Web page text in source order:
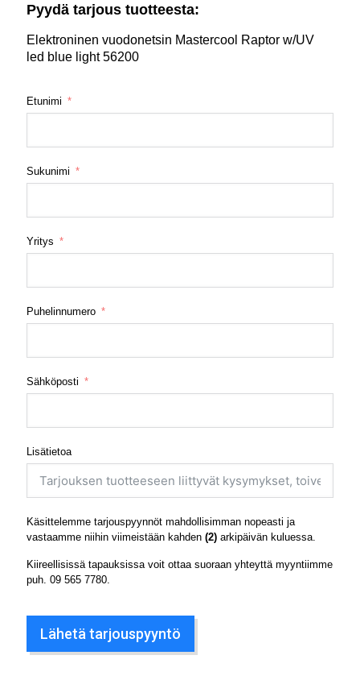
Pyydä tarjous tuotteesta:
Elektroninen vuodonetsin Mastercool Raptor w/UV
led blue light 56200
Etunimi
Sukunimi
Yritys
Puhelinnumero
Sähköposti
Lisätietoa
Käsittelemme tarjouspyynnöt mahdollisimman nopeasti ja
vastaamme niihin viimeistään kahden (2) arkipäivän kuluessa.
Kiireellisissä tapauksissa voit ottaa suoraan yhteyttä myyntiimme
puh. 09 565 7780
Lähetä tarjouspyyntö